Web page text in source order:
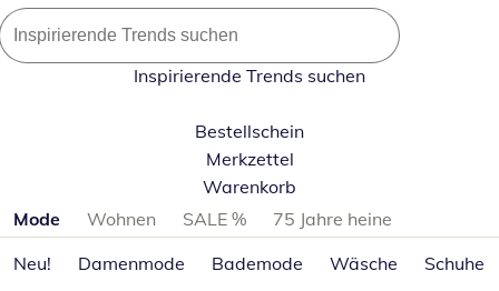
Inspirierende Trends suchen
Bestellschein
Merkzettel
Warenkorb
Produktkategorien überspringen
Mode Wohnen SALE %
75 Jahre heine
Neu!
Damenmode Bademode Wäsche Schuhe